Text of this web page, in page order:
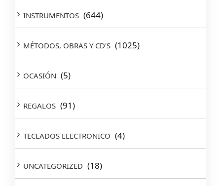
INSTRUMENTOS (644)
MÉTODOS, OBRAS Y CD'S (1025)
OCASIÓN (5)
REGALOS (91)
TECLADOS ELECTRONICO (4)
UNCATEGORIZED (18)